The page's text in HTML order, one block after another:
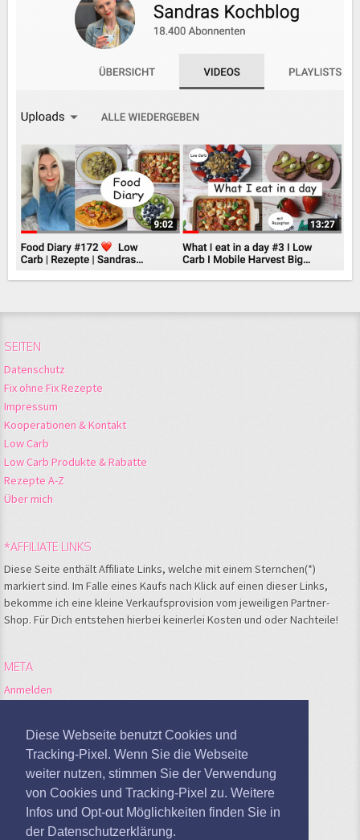
Diese Webseite benutzt Cookies und
Tracking-Pixel. Wenn Sie die Webseite
weiter nutzen, stimmen Sie der Verwendung
von Cookies und Tracking-Pixel zu. Weitere
Infos und Opt-out Möglichkeiten finden Sie in
der Datenschutzerklärung.
SEITEN
Datenschutz
Fix ohne Fix Rezepte
Impressum
Kooperationen & Kontakt
Low Carb
Low Carb Produkte & Rabatte
Rezepte A-Z
Über mich
*AFFILIATE LINKS
Diese Seite enthält Affiliate Links, welche mit einem Sternchen(*)
markiert sind. Im Falle eines Kaufs nach Klick auf einen dieser Links,
bekomme ich eine kleine Verkaufsprovision vom jeweiligen Partner-
Shop. Für Dich entstehen hierbei keinerlei Kosten und oder Nachteile!
META
Anmelden
Kommentare-Feed
Google Analytics deaktivieren